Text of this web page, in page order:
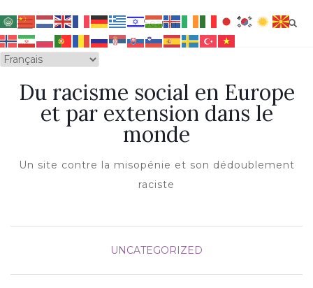
OUVRIR/FERMER LA NAVIGATION
Du racisme social en Europe
et par extension dans le
monde
Un site contre la misopénie et son dédoublement
raciste
UNCATEGORIZED